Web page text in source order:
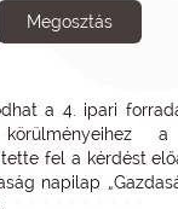
Megosztás
a 4. ipari
fel a kérdést
napilap